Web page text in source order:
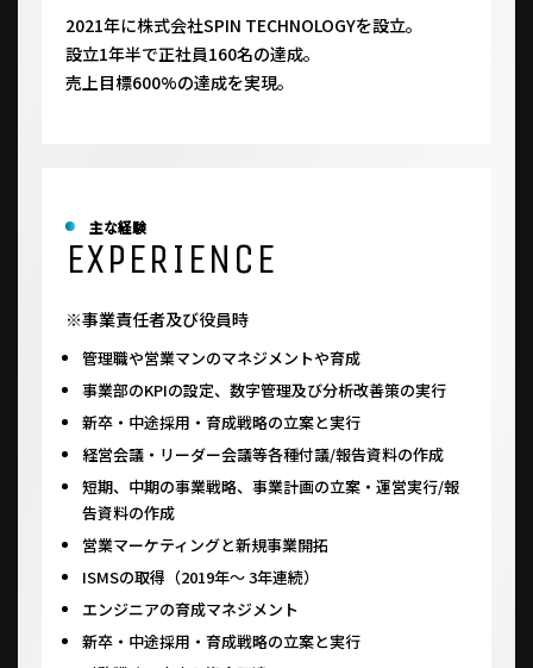
2021年に株式会社SPIN TECHNOLOGYを設立。
設立1年半で正社員160名の達成。
売上目標600%の達成を実現。
主な経験
EXPERIENCE
※事業責任者及び役員時
管理職や営業マンのマネジメントや育成
事業部のKPIの設定、数字管理及び分析改善策の実行
新卒・中途採用・育成戦略の立案と実行
経営会議・リーダー会議等各種付議/報告資料の作成
短期、中期の事業戦略、事業計画の立案・運営実行/報
告資料の作成
営業マーケティングと新規事業開拓
ISMSの取得（2019年～ 3年連続）
エンジニアの育成マネジメント
新卒・中途採用・育成戦略の立案と実行